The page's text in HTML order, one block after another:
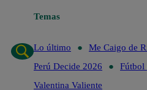
Temas
Lo último
Me Caigo de
Perú Decide 2026
Fútbol
Valentina Valiente